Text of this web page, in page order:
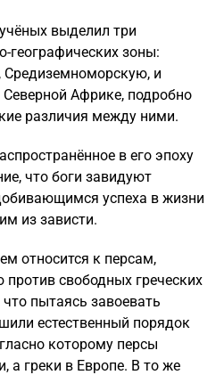
выделил три
географических зоны:
и
Африке, подробно
различия между ними.
в его эпоху
что боги завидуют
успеха в жизни
из зависти.
относится к персам,
свободных греческих
пытаясь завоевать
естественный порядок
которому персы
а греки в Европе. В то же